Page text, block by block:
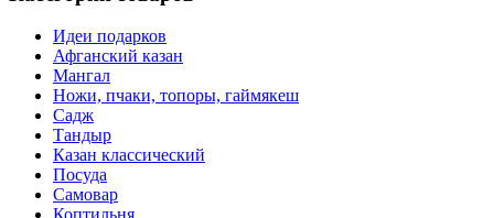
Идеи подарков
Афганский казан
Мангал
Ножи, пчаки, топоры, гаймякеш
Садж
Тандыр
Казан классический
Посуда
Самовар